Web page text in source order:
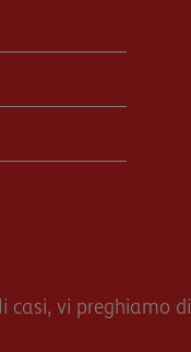
casi, vi preghiamo di